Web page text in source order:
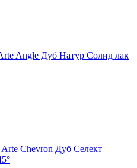
Angle Дуб Натур Солид лак
Chevron Дуб Селект